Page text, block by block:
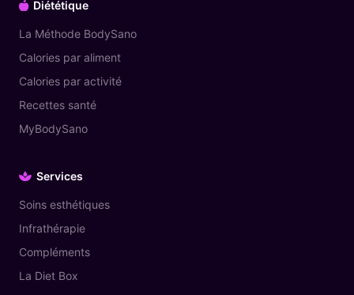
Diététique
La Méthode BodySano
Calories par aliment
Calories par activité
Recettes santé
MyBodySano
Services
Soins esthétiques
Infrathérapie
Compléments
La Diet Box